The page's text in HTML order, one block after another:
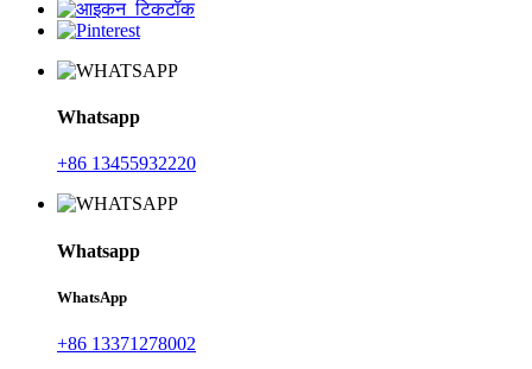
Whatsapp
+86 13455932220
Whatsapp
WhatsApp
+86 13371278002